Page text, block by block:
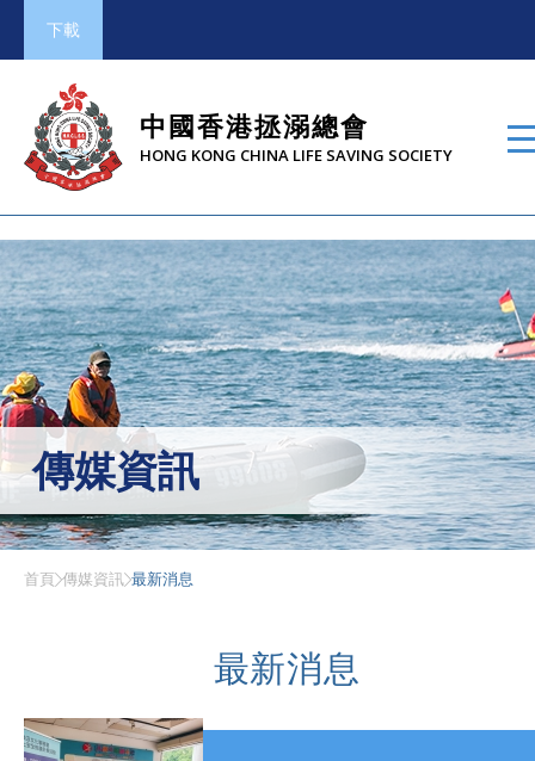
下載
中國香港拯溺總會
HONG KONG CHINA LIFE SAVING SOCIETY
傳媒資訊
首頁 傳媒資訊 最新消息
最新消息